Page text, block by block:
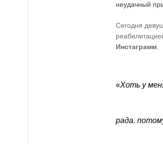
неудачный
Сегодня
Инстаграмм
«Хоть у
рада.